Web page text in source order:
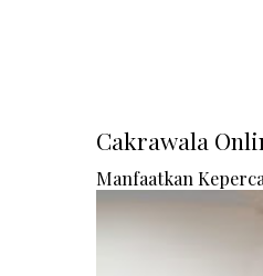
Cakrawala
Manfaatkan